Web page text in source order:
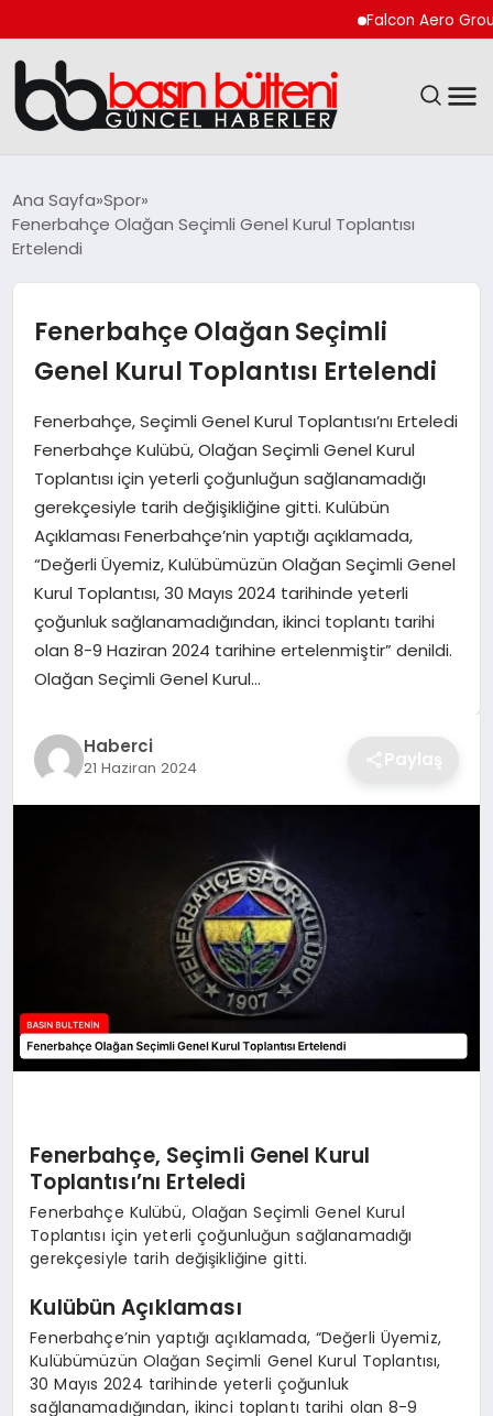
Falcon Aero Group,
GÜNCEL
SAĞLIK
SPOR
TEKNOLOJI
YAŞAM
GÜNDEM
Ana Sayfa Spor
Fenerbahçe Olağan Seçimli Genel Kurul Toplantısı
Ertelendi
Fenerbahçe Olağan Seçimli
Genel Kurul Toplantısı Ertelendi
Fenerbahçe, Seçimli Genel Kurul Toplantısı’nı Erteledi
Fenerbahçe Kulübü, Olağan Seçimli Genel Kurul
Toplantısı için yeterli çoğunluğun sağlanamadığı
gerekçesiyle tarih değişikliğine gitti. Kulübün
Açıklaması Fenerbahçe’nin yaptığı açıklamada,
“Değerli Üyemiz, Kulübümüzün Olağan Seçimli Genel
Kurul Toplantısı, 30 Mayıs 2024 tarihinde yeterli
çoğunluk sağlanamadığından, ikinci toplantı tarihi
olan 8-9 Haziran 2024 tarihine ertelenmiştir” denildi.
Olağan Seçimli Genel Kurul…
Haberci
21 Haziran 2024 Paylaş
Fenerbahçe, Seçimli Genel Kurul
Toplantısı’nı Erteledi
Fenerbahçe Kulübü, Olağan Seçimli Genel Kurul
Toplantısı için yeterli çoğunluğun sağlanamadığı
gerekçesiyle tarih değişikliğine gitti.
Kulübün Açıklaması
Fenerbahçe’nin yaptığı açıklamada, “Değerli Üyemiz,
Kulübümüzün Olağan Seçimli Genel Kurul Toplantısı,
30 Mayıs 2024 tarihinde yeterli çoğunluk
sağlanamadığından, ikinci toplantı tarihi olan 8-9